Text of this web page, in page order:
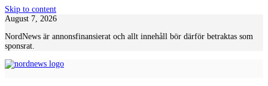
Skip to content
August 7, 2026
NordNews är annonsfinansierat och allt innehåll bör därför betraktas som
sponsrat.